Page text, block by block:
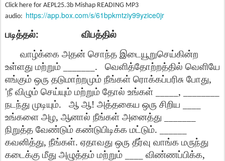
Click here for AEPL25.3b Mishap READING MP3
audio: https://app.box.com/s/61bpkmtziy99yzice0jr
படித்தல்:
விபத்தில்
வாழ்க்கை அதன் சொந்த இடையூறுசெய்கின்ற
உள்ளது மற்றும் _______. வெளித்தோற்றத்தில் வெளியே
எங்கும் ஒரு தடுமாற்றமும் நீங்கள் ரொக்கப்பரிசு போது,
'நீ விழும் செய்யும் மற்றும் தோல் உங்கள் _____, ________
நடந்து முடியும். ஆ ஆ! அத்தகைய ஒரு சிறிய
உங்களை அழ, ஆனால் நீங்கள் அனைத்து
நிறுத்த வேண்டும் கண்டுபிடிக்க மட்டும். ______
கவனித்து, நீங்கள். ஏதாவது ஒரு தீர்வு வாங்க மருந்து
கடைக்கு மீது அழுத்தம் மற்றும் விண்ணப்பிக்க,